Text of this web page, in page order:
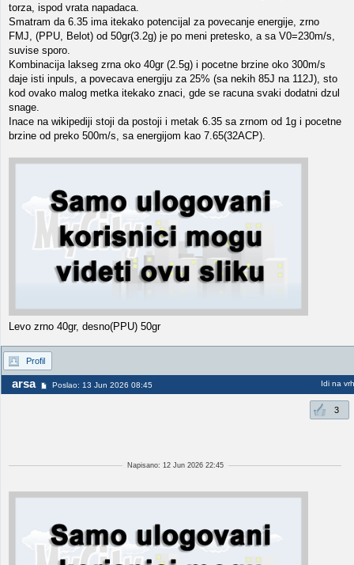
torza, ispod vrata napadaca.
Smatram da 6.35 ima itekako potencijal za povecanje energije, zrno
FMJ, (PPU, Belot) od 50gr(3.2g) je po meni pretesko, a sa V0=230m/s,
suvise sporo.
Kombinacija lakseg zrna oko 40gr (2.5g) i pocetne brzine oko 300m/s
daje isti inpuls, a povecava energiju za 25% (sa nekih 85J na 112J), sto
kod ovako malog metka itekako znaci, gde se racuna svaki dodatni dzul
snage.
Inace na wikipediji stoji da postoji i metak 6.35 sa zrnom od 1g i pocetne
brzine od preko 500m/s, sa energijom kao 7.65(32ACP).
Levo zrno 40gr, desno(PPU) 50gr
Profil
arsa Poslao: 13 Jun 2026 08:45 Idi na vrh
3
Napisano: 12 Jun 2026 22:45